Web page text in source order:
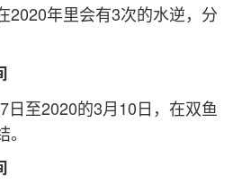
2020年里会有3次的水逆，分
日至2020的3月10日，在双鱼